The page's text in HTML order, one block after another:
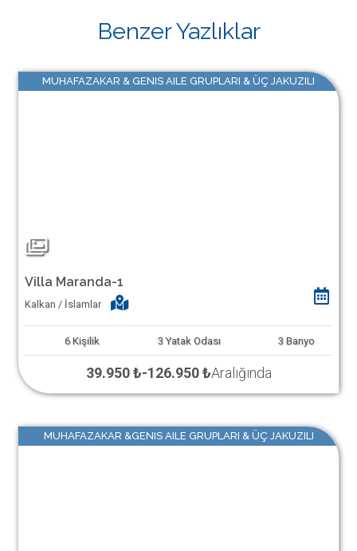
Benzer Yazlıklar
MUHAFAZAKAR & GENIS AILE GRUPLARI & ÜÇ JAKUZILI
Villa Maranda-1
Kalkan / İslamlar
6 Kişilik 3 Yatak Odası 3 Banyo
39.950 ₺-126.950 ₺Aralığında
MUHAFAZAKAR &GENIS AILE GRUPLARI & ÜÇ JAKUZILI